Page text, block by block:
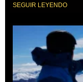
SEGUIR LEYENDO